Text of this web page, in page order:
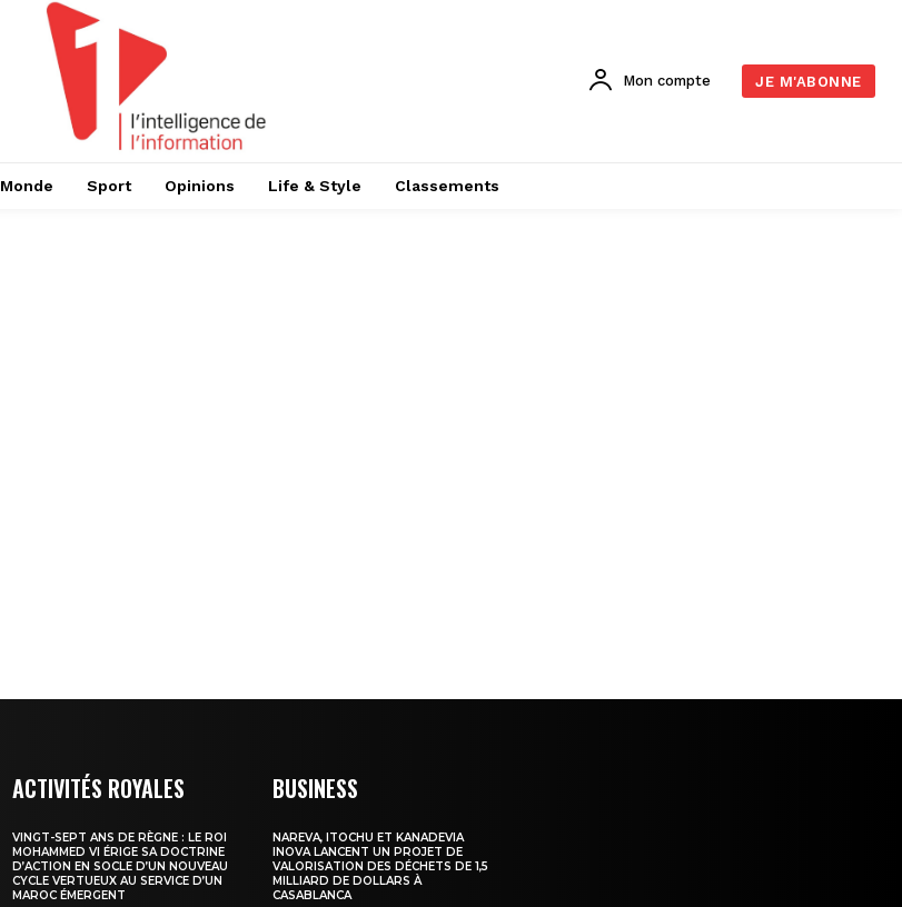
Insight Publications
À propos
Mon compte JE M'ABONNE
Monde Sport Opinions Life & Style Classements
ACTIVITÉS ROYALES
VINGT-SEPT ANS DE RÈGNE : LE ROI
MOHAMMED VI ÉRIGE SA DOCTRINE
D’ACTION EN SOCLE D’UN NOUVEAU
CYCLE VERTUEUX AU SERVICE D’UN
MAROC ÉMERGENT
BUSINESS
NAREVA, ITOCHU ET KANADEVIA
INOVA LANCENT UN PROJET DE
VALORISATION DES DÉCHETS DE 1,5
MILLIARD DE DOLLARS À
CASABLANCA